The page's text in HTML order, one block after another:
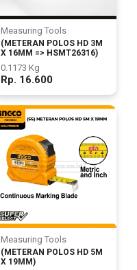
Measuring Tools
(METERAN POLOS HD 3M
X 16MM => HSMT26316)
0.1173 Kg
Rp. 16.600
Measuring Tools
(METERAN POLOS HD 5M
X 19MM)